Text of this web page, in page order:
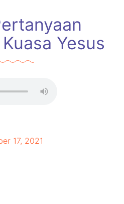
Yesus
17, 2021